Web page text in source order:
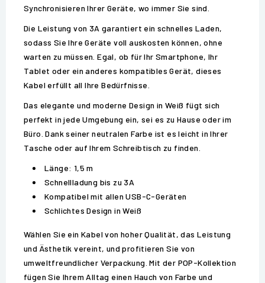
Synchronisieren Ihrer Geräte, wo immer Sie sind.
Die Leistung von 3A garantiert ein schnelles Laden,
sodass Sie Ihre Geräte voll auskosten können, ohne
warten zu müssen. Egal, ob für Ihr Smartphone, Ihr
Tablet oder ein anderes kompatibles Gerät, dieses
Kabel erfüllt all Ihre Bedürfnisse.
Das elegante und moderne Design in Weiß fügt sich
perfekt in jede Umgebung ein, sei es zu Hause oder im
Büro. Dank seiner neutralen Farbe ist es leicht in Ihrer
Tasche oder auf Ihrem Schreibtisch zu finden.
Länge: 1,5 m
Schnellladung bis zu 3A
Kompatibel mit allen USB-C-Geräten
Schlichtes Design in Weiß
Wählen Sie ein Kabel von hoher Qualität, das Leistung
und Ästhetik vereint, und profitieren Sie von
umweltfreundlicher Verpackung. Mit der POP-Kollektion
fügen Sie Ihrem Alltag einen Hauch von Farbe und